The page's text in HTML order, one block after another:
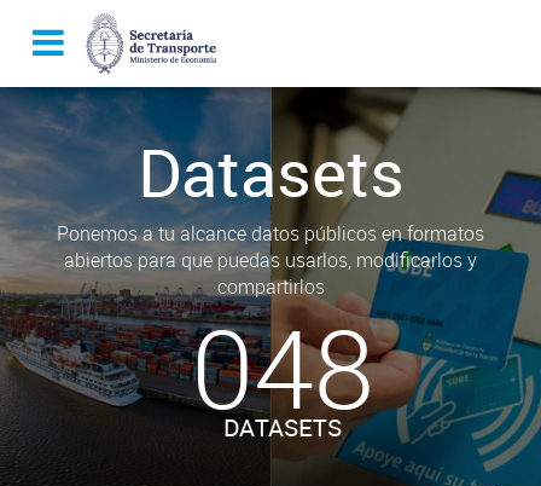
Datasets
Ponemos a tu alcance datos públicos en formatos
abiertos para que puedas usarlos, modificarlos y
compartirlos
048
DATASETS